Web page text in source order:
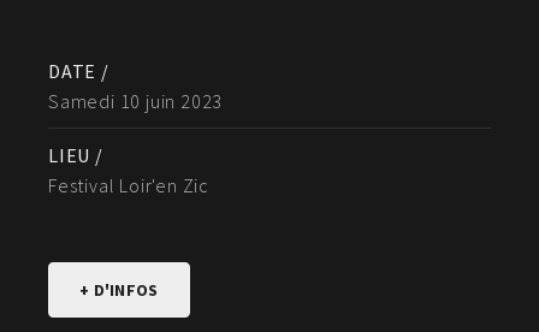
DATE /
Samedi 10 juin 2023
LIEU /
Festival Loir'en Zic
+ D'INFOS